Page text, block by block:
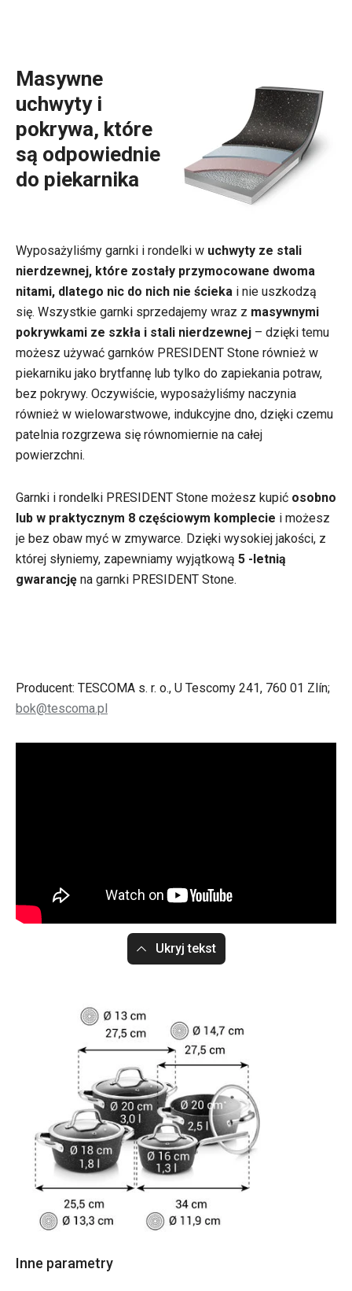
Masywne
uchwyty i
pokrywa, które
są odpowiednie
do piekarnika
Wyposażyliśmy garnki i rondelki w uchwyty ze stali
nierdzewnej, które zostały przymocowane dwoma
nitami, dlatego nic do nich nie ścieka i nie uszkodzą
się. Wszystkie garnki sprzedajemy wraz z masywnymi
pokrywkami ze szkła i stali nierdzewnej – dzięki temu
możesz używać garnków PRESIDENT Stone również w
piekarniku jako brytfannę lub tylko do zapiekania potraw,
bez pokrywy. Oczywiście, wyposażyliśmy naczynia
również w wielowarstwowe, indukcyjne dno, dzięki czemu
patelnia rozgrzewa się równomiernie na całej
powierzchni.
Garnki i rondelki PRESIDENT Stone możesz kupić osobno
lub w praktycznym 8 częściowym komplecie i możesz
je bez obaw myć w zmywarce. Dzięki wysokiej jakości, z
której słyniemy, zapewniamy wyjątkową 5 -letnią
gwarancję na garnki PRESIDENT Stone.
Producent: TESCOMA s. r. o., U Tescomy 241, 760 01 Zlín;
bok@tescoma.pl
Ukryj tekst
Inne parametry